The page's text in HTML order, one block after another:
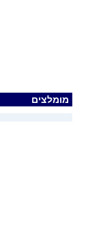
מומלצים